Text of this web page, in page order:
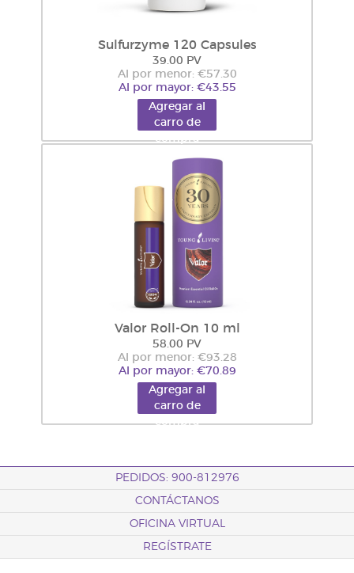
Sulfurzyme 120 Capsules
39.00 PV
Al por menor: €57.30
Al por mayor: €43.55
Agregar al
carro de
compra
Valor Roll-On 10 ml
58.00 PV
Al por menor: €93.28
Al por mayor: €70.89
Agregar al
carro de
compra
PEDIDOS: 900-812976
CONTÁCTANOS
OFICINA VIRTUAL
REGÍSTRATE